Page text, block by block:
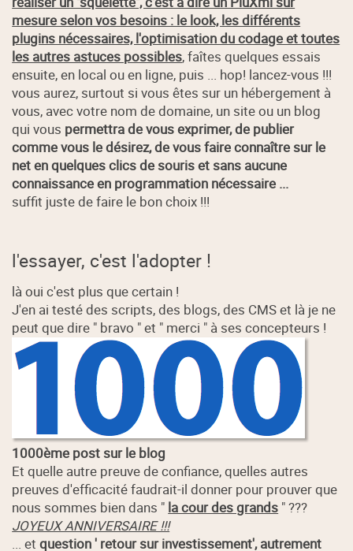
mesure selon vos besoins : le look, les différents
plugins nécessaires, l'optimisation du codage et toutes
les autres astuces possibles, faîtes quelques essais
ensuite, en local ou en ligne, puis ... hop! lancez-vous !!!
vous aurez, surtout si vous êtes sur un hébergement à
vous, avec votre nom de domaine, un site ou un blog
qui vous permettra de vous exprimer, de publier
comme vous le désirez, de vous faire connaître sur le
net en quelques clics de souris et sans aucune
connaissance en programmation nécessaire ...
suffit juste de faire le bon choix !!!
l'essayer, c'est l'adopter !
là oui c'est plus que certain !
J'en ai testé des scripts, des blogs, des CMS et là je ne
peut que dire " bravo " et " merci " à ses concepteurs !
1000ème post sur le blog
Et quelle autre preuve de confiance, quelles autres
preuves d'efficacité faudrait-il donner pour prouver que
nous sommes bien dans " la cour des grands " ???
JOYEUX ANNIVERSAIRE !!!
... etquestion ' retour sur investissement', autrement